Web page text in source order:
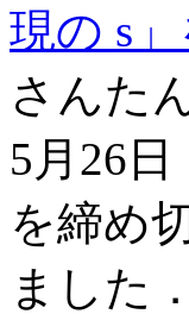
現の s
さんた
5月26
を締め
ました